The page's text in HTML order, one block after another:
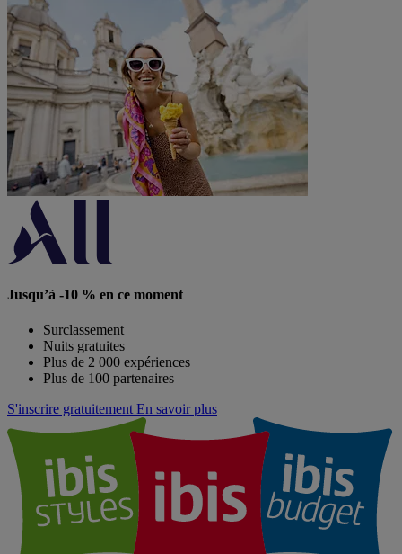
Jusqu’à -10 % en ce moment
Surclassement
Nuits gratuites
Plus de 2 000 expériences
Plus de 100 partenaires
S'inscrire gratuitement En savoir plus